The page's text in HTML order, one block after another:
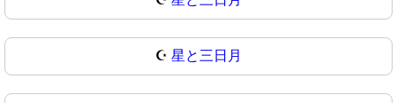
☪ 星と三日月